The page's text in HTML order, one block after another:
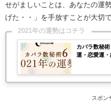
せがましいことは、あなたの運
げた・・」を手放すことが大切で
2021年の運勢はコチラ
カバラ数秘
運・恋愛運
スポン